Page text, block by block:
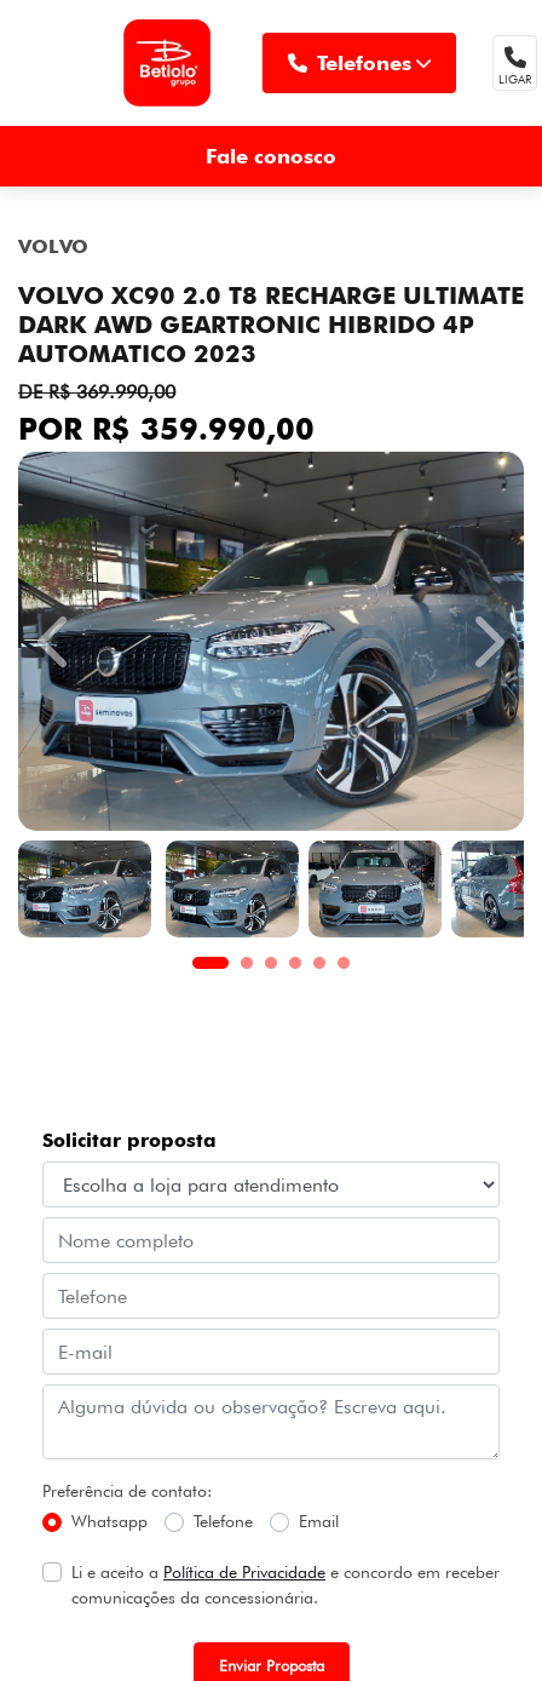
Telefones
LIGAR
Fale conosco
VOLVO
VOLVO XC90 2.0 T8 RECHARGE ULTIMATE
DARK AWD GEARTRONIC HIBRIDO 4P
AUTOMATICO 2023
DE R$ 369.990,00
POR R$ 359.990,00
Previous Next
Solicitar proposta
Preferência de contato:
Whatsapp
Telefone Email
Li e aceito a Política de Privacidade e concordo em receber
comunicações da concessionária.
Enviar Proposta